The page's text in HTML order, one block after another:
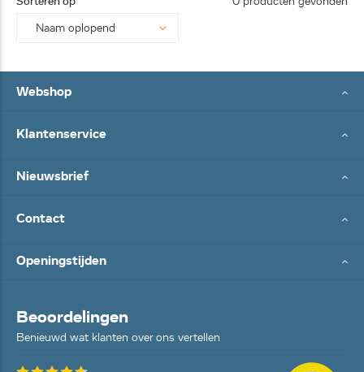
Webshop
Klantenservice
Nieuwsbrief
Contact
Openingstijden
Beoordelingen
Benieuwd wat klanten over ons vertellen